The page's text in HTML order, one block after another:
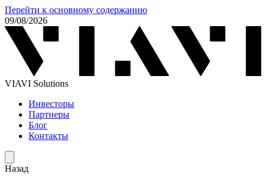
Перейти к основному содержанию
09/08/2026
VIAVI Solutions
Инвесторы
Партнеры
Блог
Контакты
Назад